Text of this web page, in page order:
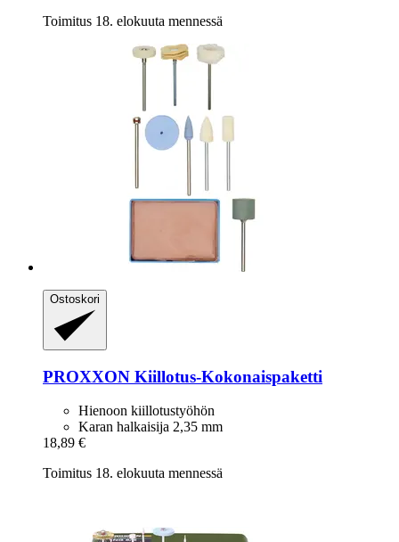
Toimitus 18. elokuuta mennessä
Ostoskori
PROXXON Kiillotus-​Kokonaispaketti
Hienoon kiillotustyöhön
Karan halkaisija 2,35 mm
18,89 €
Toimitus 18. elokuuta mennessä